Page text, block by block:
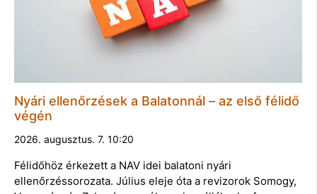
Nyári ellenőrzések a Balatonnál – az első félidő
végén
2026. augusztus. 7. 10:20
Félidőhöz érkezett a NAV idei balatoni nyári
ellenőrzéssorozata. Július eleje óta a revizorok Somogy,